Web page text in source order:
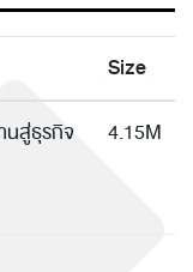
Size
นสู่ธุรกิจ
4.15M